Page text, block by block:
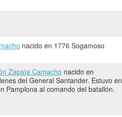
nacido en 1776 Sogamoso
Zapata Camacho nacido en
del General Santander. Estuvo en
Pamplona al comando del batallón.